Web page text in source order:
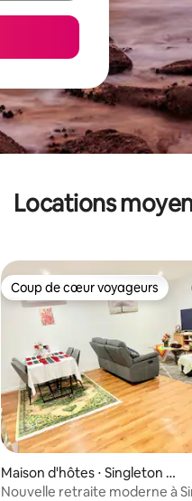
Locations
sur la base de 23
Coup de cœur voyageurs
Coup de cœur voyageurs
Maison d'hôtes ⋅ Singleton He
ights
Nouvelle retraite moderne à